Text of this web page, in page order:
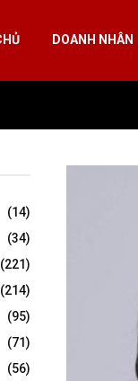
DOANH NHÂN
(14)
(34)
(221)
(214)
(95)
(71)
(56)